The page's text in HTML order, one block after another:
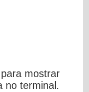
mostrar
no terminal.